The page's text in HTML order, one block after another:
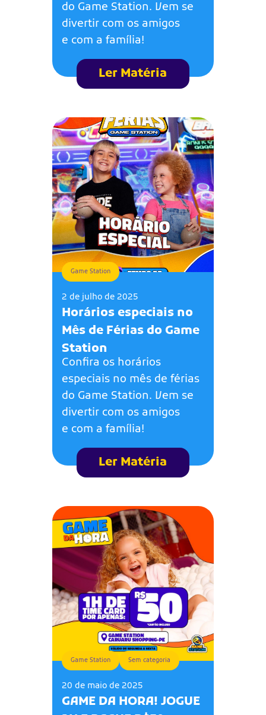
do Game Station. Vem se
divertir com os amigos
e com a família!
Ler Matéria
Game Station
2 de julho de 2025
Horários especiais no
Mês de Férias do Game
Station
Confira os horários
especiais no mês de férias
do Game Station. Vem se
divertir com os amigos
e com a família!
Ler Matéria
Game Station Sem categoria
20 de maio de 2025
GAME DA HORA! JOGUE